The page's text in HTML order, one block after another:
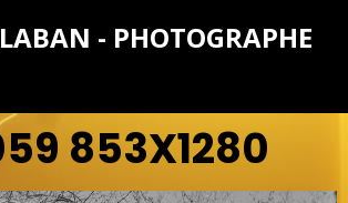
- PHOTOGRAPHE
853X1280